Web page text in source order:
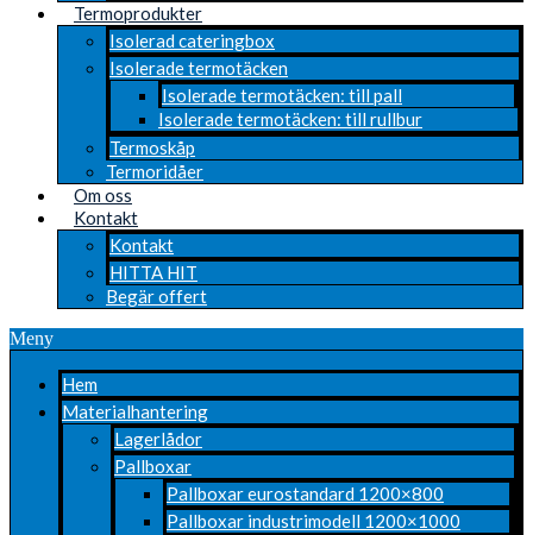
Termoprodukter
Isolerad cateringbox
Isolerade termotäcken
Isolerade termotäcken: till pall
Isolerade termotäcken: till rullbur
Termoskåp
Termoridåer
Om oss
Kontakt
Kontakt
HITTA HIT
Begär offert
Meny
Hem
Materialhantering
Lagerlådor
Pallboxar
Pallboxar eurostandard 1200×800
Pallboxar industrimodell 1200×1000